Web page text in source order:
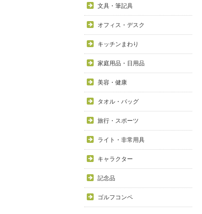
文具・筆記具
オフィス・デスク
キッチンまわり
家庭用品・日用品
美容・健康
タオル・バッグ
旅行・スポーツ
ライト・非常用具
キャラクター
記念品
ゴルフコンペ